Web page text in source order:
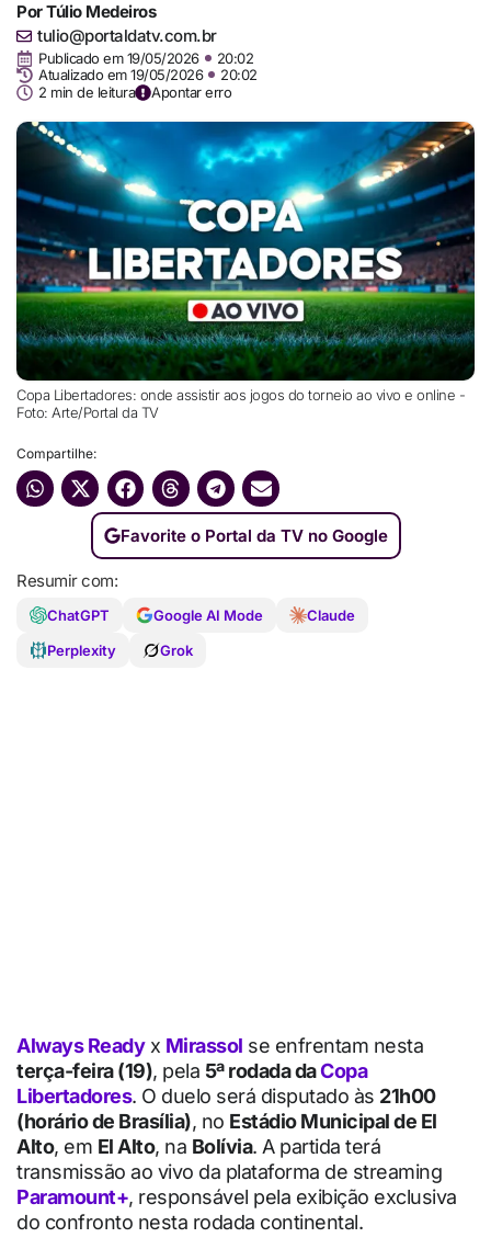
PorTúlio Medeiros
tulio@portaldatv.com.br
Publicado em 19/05/2026
20:02
Atualizado em 19/05/2026
20:02
2 min de leitura
Apontar erro
Copa Libertadores: onde assistir aos jogos do torneio ao vivo e online -
Foto: Arte/Portal da TV
Compartilhe:
Favorite o Portal da TV no Google
Resumir com:
ChatGPT Google AI Mode
Claude
Perplexity
Grok
Always Readyx Mirassol se enfrentam nesta
terça-feira (19), pela 5ª rodada daCopa
Libertadores. O duelo será disputado às 21h00
(horário de Brasília), no Estádio Municipal de El
Alto, em El Alto, na Bolívia. A partida terá
transmissão ao vivo da plataforma de streaming
Paramount+, responsável pela exibição exclusiva
do confronto nesta rodada continental.